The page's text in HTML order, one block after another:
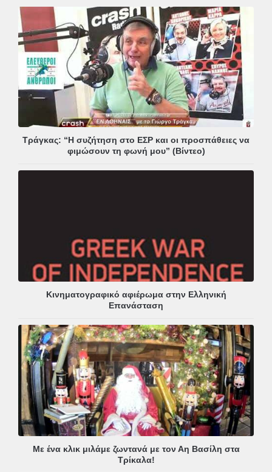
Τράγκας: “Η συζήτηση στο ΕΣΡ και οι προσπάθειες να
φιμώσουν τη φωνή μου” (Βίντεο)
Κινηματογραφικό αφιέρωμα στην Ελληνική
Επανάσταση
Με ένα κλικ μιλάμε ζωντανά με τον Αη Βασίλη στα
Τρίκαλα!